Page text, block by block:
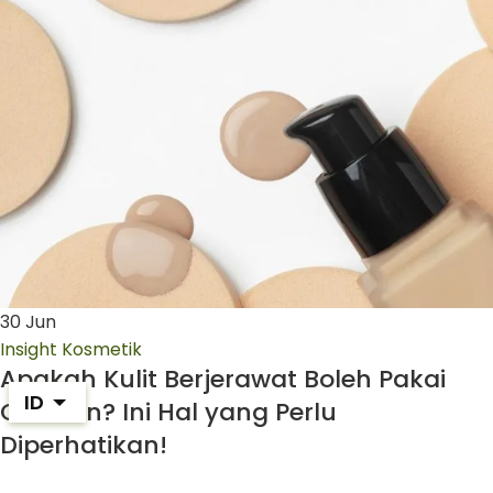
30Jun
Insight Kosmetik
Apakah Kulit Berjerawat Boleh Pakai
Cushion? Ini Hal yang Perlu
Diperhatikan!
ID